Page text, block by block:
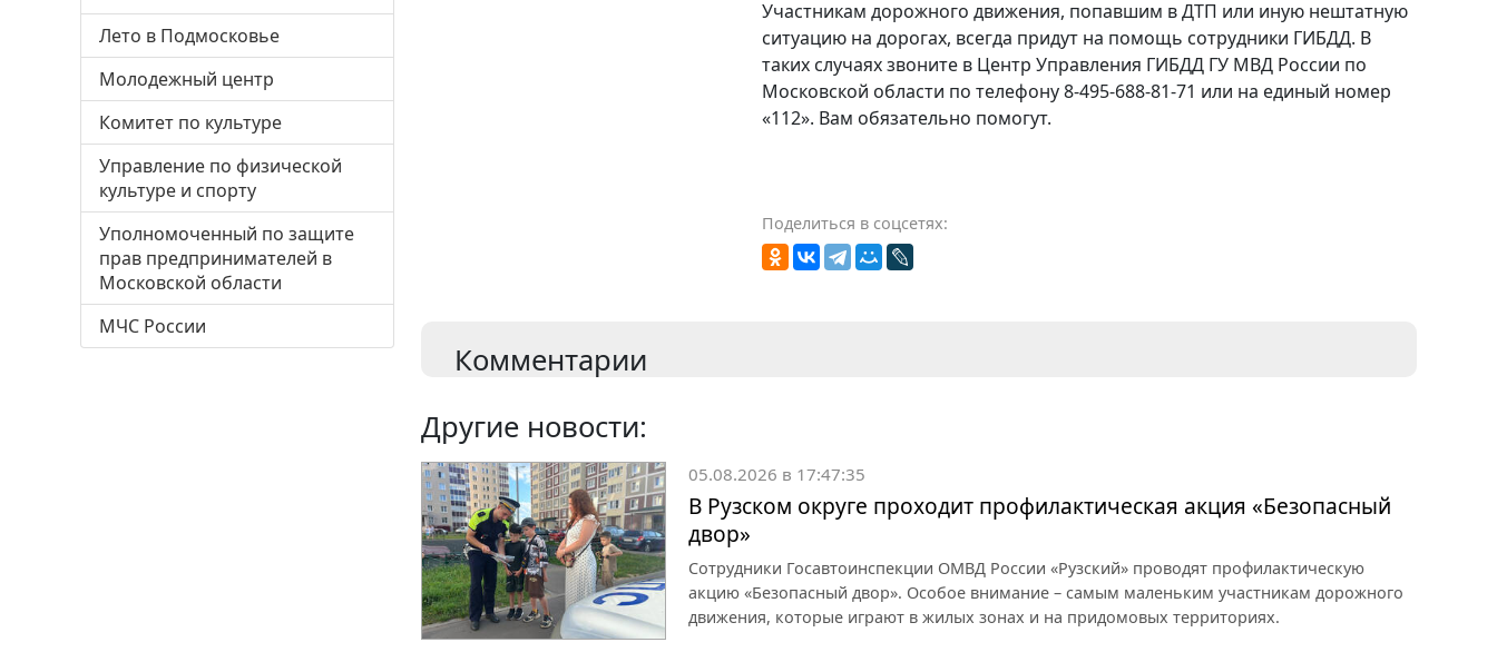
Лето в Подмосковье
Молодежный центр
Комитет по культуре
Управление по физической
культуре и спорту
Уполномоченный по защите
прав предпринимателей в
Московской области
МЧС России
Участникам дорожного движения, попавшим в ДТП или иную нештатную
ситуацию на дорогах, всегда придут на помощь сотрудники ГИБДД. В
таких случаях звоните в Центр Управления ГИБДД ГУ МВД России по
Московской области по телефону 8-495-688-81-71 или на единый номер
«112». Вам обязательно помогут.
Поделиться в соцсетях:
Комментарии
Другие новости:
05.08.2026 в 17:47:35
В Рузском округе проходит профилактическая акция «Безопасный
двор»
Сотрудники Госавтоинспекции ОМВД России «Рузский» проводят профилактическую
акцию «Безопасный двор». Особое внимание – самым маленьким участникам дорожного
движения, которые играют в жилых зонах и на придомовых территориях.